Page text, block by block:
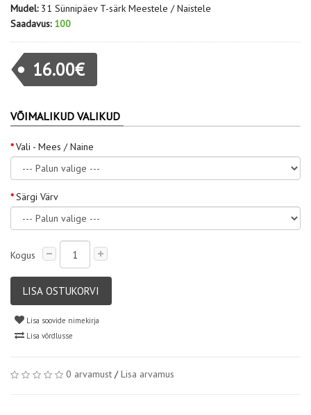
Mudel: 31 Sünnipäev T-särk Meestele / Naistele
Saadavus: 100
16.00€
VÕIMALIKUD VALIKUD
Vali - Mees / Naine
Särgi Värv
Kogus
LISA OSTUKORVI
Lisa soovide nimekirja
Lisa võrdlusse
0 arvamust /Lisa arvamus